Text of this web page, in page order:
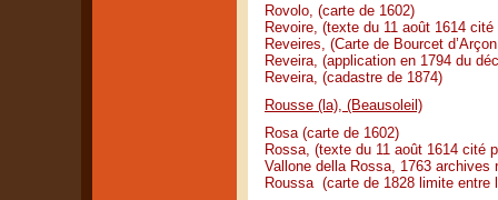
Rovolo, (carte de 1602)
Revoire, (texte du 11 août 1614 cité
Reveires, (Carte de Bourcet
Reveira, (application en 1794 du
Reveira, (cadastre de 1874)
Rousse (la), (Beausoleil)
Rosa (carte de 1602)
Rossa, (texte du 11 août 1614 cité
Vallone della Rossa, 1763 archives
Roussa (carte de 1828 limite entre